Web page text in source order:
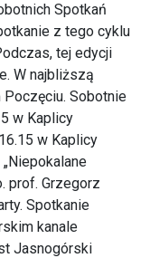
Spotkań
z tego cyklu
tej edycji
W najbliższą
Sobotnie
w Kaplicy
w Kaplicy
prof. Grzegorz
Spotkanie
kanale
Jasnogórski